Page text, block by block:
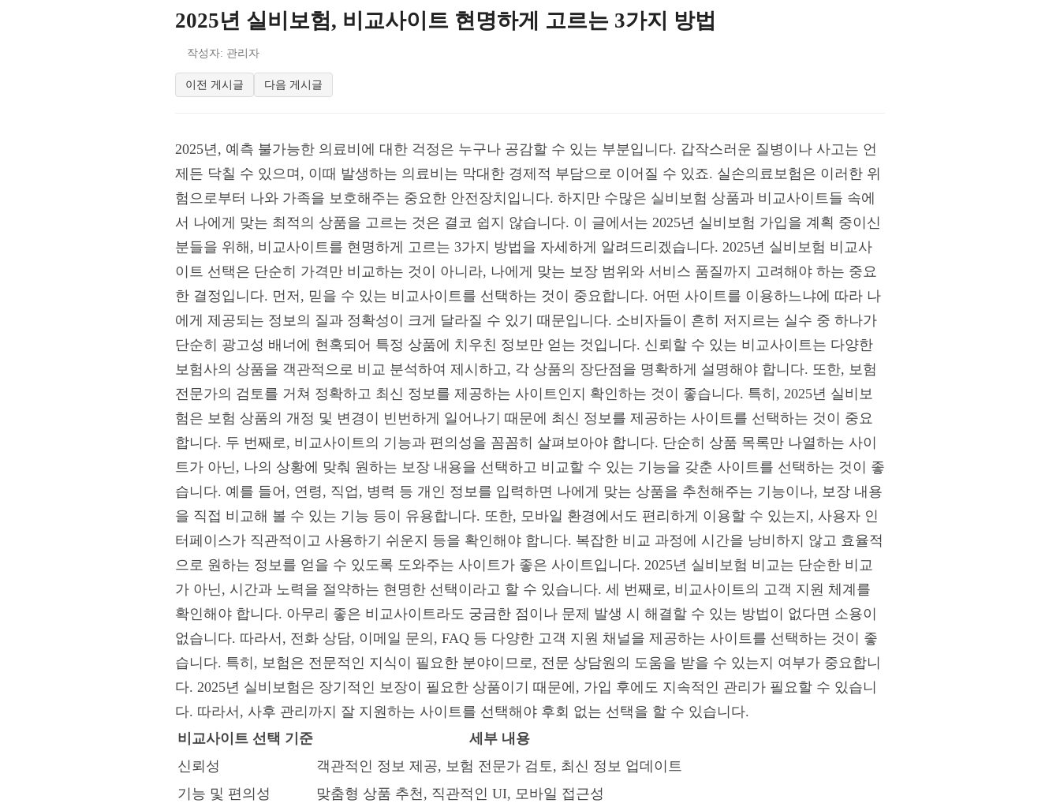
2025년 실비보험, 비교사이트 현명하게 고르는 3가지 방법
작성자: 관리자
이전 게시글 다음 게시글
2025년, 예측 불가능한 의료비에 대한 걱정은 누구나 공감할 수 있는 부분입니다. 갑작스러운 질병이나 사고는 언
제든 닥칠 수 있으며, 이때 발생하는 의료비는 막대한 경제적 부담으로 이어질 수 있죠. 실손의료보험은 이러한 위
험으로부터 나와 가족을 보호해주는 중요한 안전장치입니다. 하지만 수많은 실비보험 상품과 비교사이트들 속에
서 나에게 맞는 최적의 상품을 고르는 것은 결코 쉽지 않습니다. 이 글에서는 2025년 실비보험 가입을 계획 중이신
분들을 위해, 비교사이트를 현명하게 고르는 3가지 방법을 자세하게 알려드리겠습니다. 2025년 실비보험 비교사
이트 선택은 단순히 가격만 비교하는 것이 아니라, 나에게 맞는 보장 범위와 서비스 품질까지 고려해야 하는 중요
한 결정입니다. 먼저, 믿을 수 있는 비교사이트를 선택하는 것이 중요합니다. 어떤 사이트를 이용하느냐에 따라 나
에게 제공되는 정보의 질과 정확성이 크게 달라질 수 있기 때문입니다. 소비자들이 흔히 저지르는 실수 중 하나가
단순히 광고성 배너에 현혹되어 특정 상품에 치우친 정보만 얻는 것입니다. 신뢰할 수 있는 비교사이트는 다양한
보험사의 상품을 객관적으로 비교 분석하여 제시하고, 각 상품의 장단점을 명확하게 설명해야 합니다. 또한, 보험
전문가의 검토를 거쳐 정확하고 최신 정보를 제공하는 사이트인지 확인하는 것이 좋습니다. 특히, 2025년 실비보
험은 보험 상품의 개정 및 변경이 빈번하게 일어나기 때문에 최신 정보를 제공하는 사이트를 선택하는 것이 중요
합니다. 두 번째로, 비교사이트의 기능과 편의성을 꼼꼼히 살펴보아야 합니다. 단순히 상품 목록만 나열하는 사이
트가 아닌, 나의 상황에 맞춰 원하는 보장 내용을 선택하고 비교할 수 있는 기능을 갖춘 사이트를 선택하는 것이 좋
습니다. 예를 들어, 연령, 직업, 병력 등 개인 정보를 입력하면 나에게 맞는 상품을 추천해주는 기능이나, 보장 내용
을 직접 비교해 볼 수 있는 기능 등이 유용합니다. 또한, 모바일 환경에서도 편리하게 이용할 수 있는지, 사용자 인
터페이스가 직관적이고 사용하기 쉬운지 등을 확인해야 합니다. 복잡한 비교 과정에 시간을 낭비하지 않고 효율적
으로 원하는 정보를 얻을 수 있도록 도와주는 사이트가 좋은 사이트입니다. 2025년 실비보험 비교는 단순한 비교
가 아닌, 시간과 노력을 절약하는 현명한 선택이라고 할 수 있습니다. 세 번째로, 비교사이트의 고객 지원 체계를
확인해야 합니다. 아무리 좋은 비교사이트라도 궁금한 점이나 문제 발생 시 해결할 수 있는 방법이 없다면 소용이
없습니다. 따라서, 전화 상담, 이메일 문의, FAQ 등 다양한 고객 지원 채널을 제공하는 사이트를 선택하는 것이 좋
습니다. 특히, 보험은 전문적인 지식이 필요한 분야이므로, 전문 상담원의 도움을 받을 수 있는지 여부가 중요합니
다. 2025년 실비보험은 장기적인 보장이 필요한 상품이기 때문에, 가입 후에도 지속적인 관리가 필요할 수 있습니
다. 따라서, 사후 관리까지 잘 지원하는 사이트를 선택해야 후회 없는 선택을 할 수 있습니다.
비교사이트 선택 기준
세부 내용
신뢰성
객관적인 정보 제공, 보험 전문가 검토, 최신 정보 업데이트
기능 및 편의성
맞춤형 상품 추천, 직관적인 UI, 모바일 접근성